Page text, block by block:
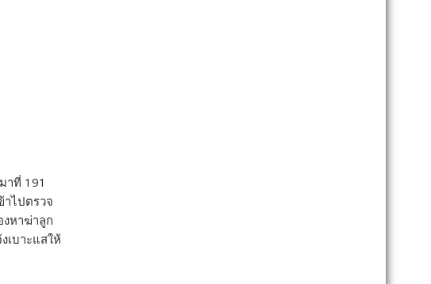
าที่ 191
ไปตรวจ
หาฆ่าลูก
เบาะแสให้